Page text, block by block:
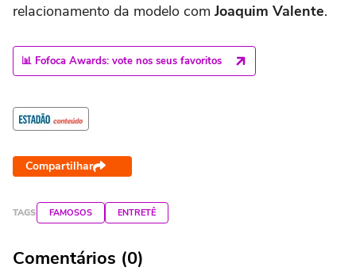
relacionamento da modelo com Joaquim Valente.
📊 Fofoca Awards: vote nos seus favoritos
Compartilhar
TAGS FAMOSOS ENTRETÊ
Comentários (0)